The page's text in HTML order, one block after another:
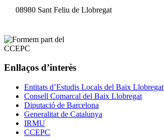
08980 Sant Feliu de Llobregat
Enllaços d’interès
Entitats d’Estudis Locals del Baix Llobregat
Consell Comarcal del Baix Llobregat
Diputació de Barcelona
Generalitat de Catalunya
IRMU
CCEPC